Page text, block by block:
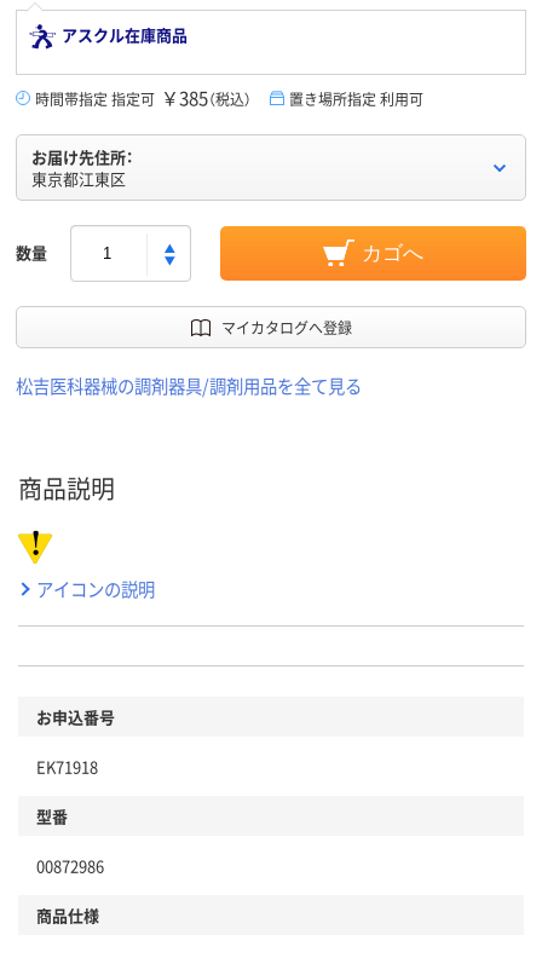
アスクル在庫商品
時間帯指定 指定可 ￥385（税込） 置き場所指定 利用可
お届け先住所：
東京都江東区
数量 カゴへ
マイカタログへ登録
松吉医科器械の調剤器具/調剤用品を全て見る
商品説明
アイコンの説明
お申込番号
EK71918
型番
00872986
商品仕様